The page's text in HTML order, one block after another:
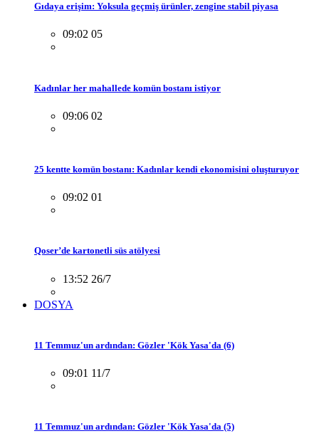
Gıdaya erişim: Yoksula geçmiş ürünler, zengine stabil piyasa
09:02 05
Kadınlar her mahallede komün bostanı istiyor
09:06 02
25 kentte komün bostanı: Kadınlar kendi ekonomisini oluşturuyor
09:02 01
Qoser’de kartonetli süs atölyesi
13:52 26/7
DOSYA
11 Temmuz'un ardından: Gözler 'Kök Yasa'da (6)
09:01 11/7
11 Temmuz'un ardından: Gözler 'Kök Yasa'da (5)